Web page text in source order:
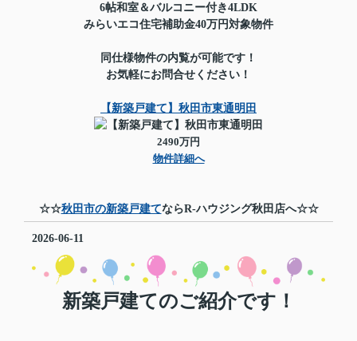
6帖和室＆バルコニー付き4LDK
みらいエコ住宅補助金40万円対象物件
同仕様物件の内覧が可能です！
お気軽にお問合せください！
【新築戸建て】秋田市東通明田
2490万円
物件詳細へ
☆☆秋田市の新築戸建てならR-ハウジング秋田店へ☆☆
2026-06-11
新築戸建てのご紹介です！